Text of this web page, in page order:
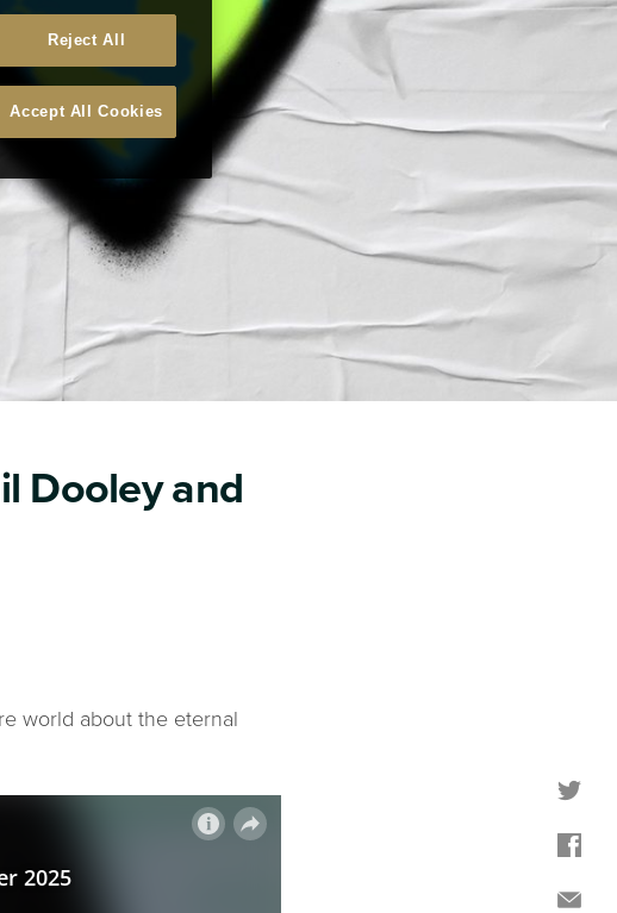
Dooley and
world about the eternal
Reject All
Accept All Cookies